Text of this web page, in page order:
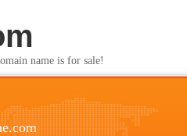
name is for sale!